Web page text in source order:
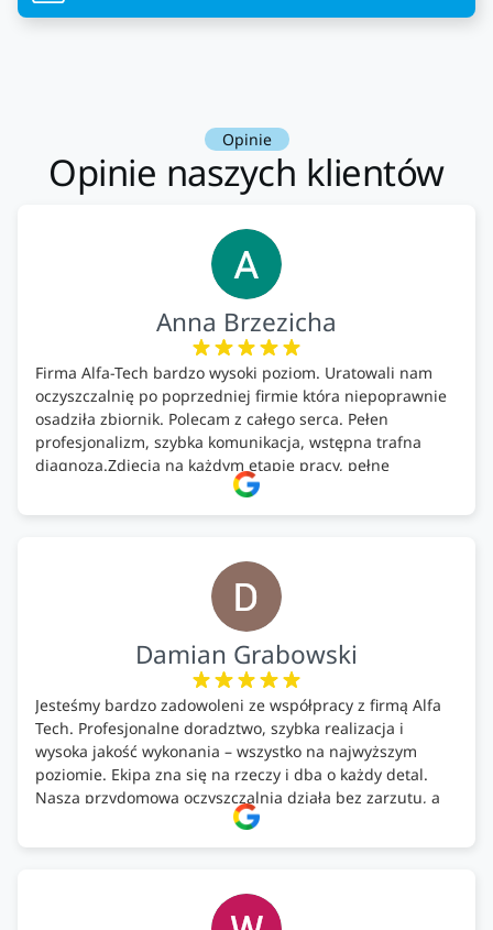
Opinie
Opinie naszych klientów
Anna Brzezicha
Firma Alfa-Tech bardzo wysoki poziom. Uratowali nam
oczyszczalnię po poprzedniej firmie która niepoprawnie
osadziła zbiornik. Polecam z całego serca. Pełen
profesjonalizm, szybka komunikacja, wstępna trafna
diagnoza.Zdjęcia na każdym etapie pracy, pełne
doradztwo.Dobrze wyszkoleni i znający się na rzeczy.
Podsumowując ekipa na wysokim poziomie, rzetelna.
Damian Grabowski
Jesteśmy bardzo zadowoleni ze współpracy z firmą Alfa
Tech. Profesjonalne doradztwo, szybka realizacja i
wysoka jakość wykonania – wszystko na najwyższym
poziomie. Ekipa zna się na rzeczy i dba o każdy detal.
Nasza przydomowa oczyszczalnia działa bez zarzutu, a
całość została wykonana zgodnie z terminem i
ustaleniami. Z czystym sumieniem polecamy Alfa Tech
ekologicznych rozwiązań!🍀